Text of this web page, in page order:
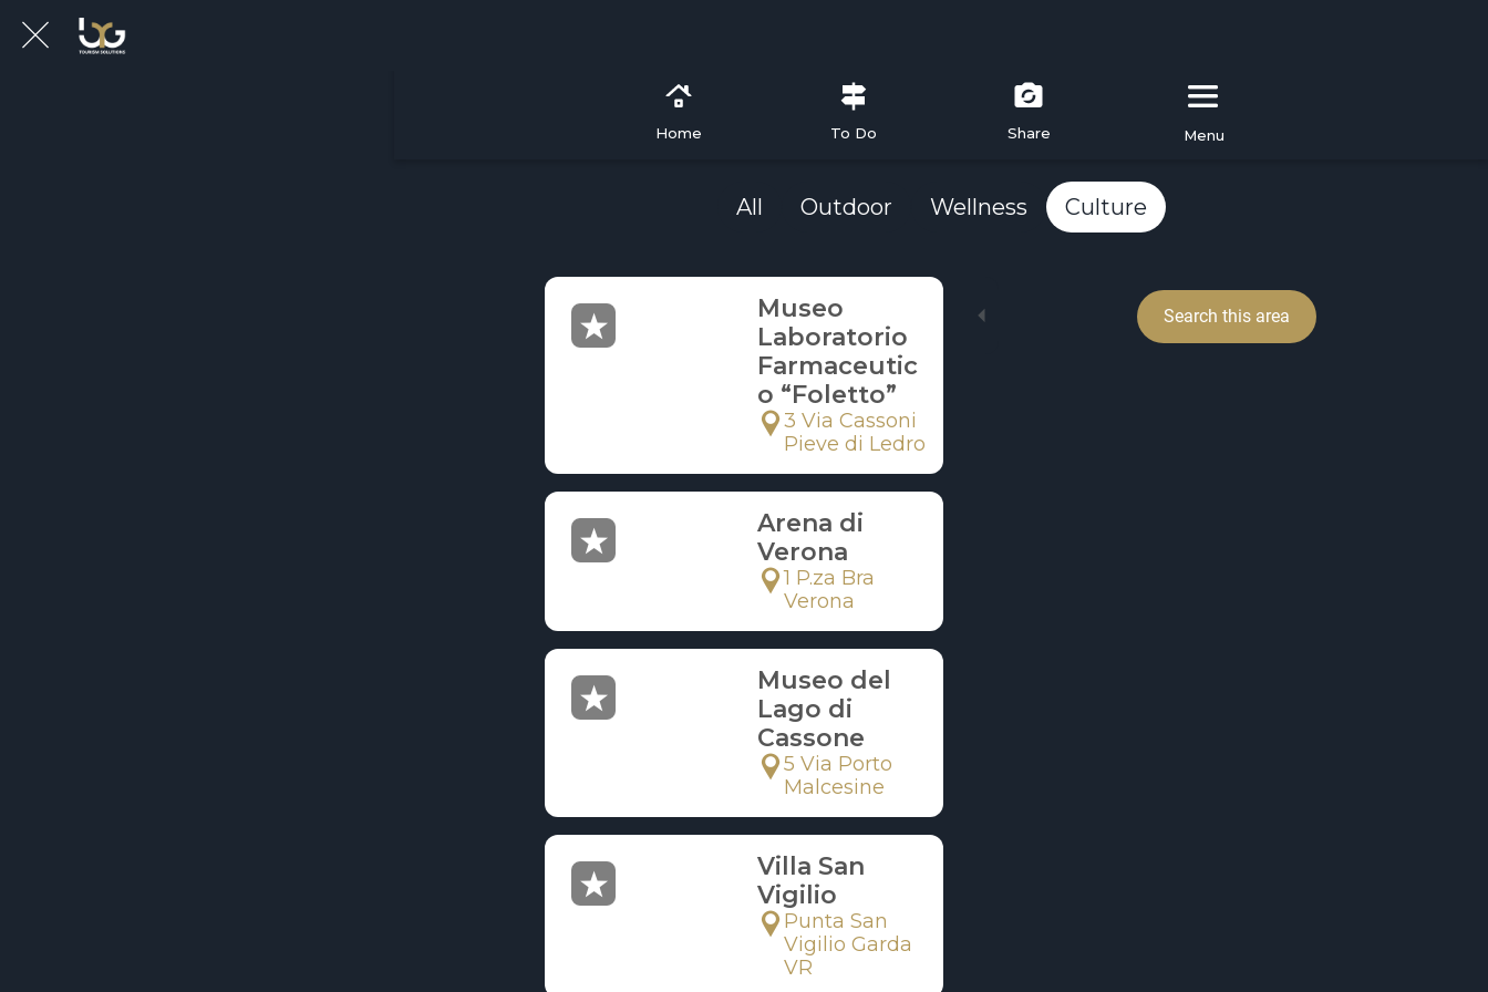
Home To Do Share Menu
All Outdoor Wellness Culture
Museo
Laboratorio
Farmaceutic
o “Foletto”
3 Via Cassoni
Pieve di Ledro
Arena di
Verona
1 P.za Bra
Verona
Museo del
Lago di
Cassone
5 Via Porto
Malcesine
Villa San
Vigilio
Punta San
Vigilio Garda
VR
Search this area